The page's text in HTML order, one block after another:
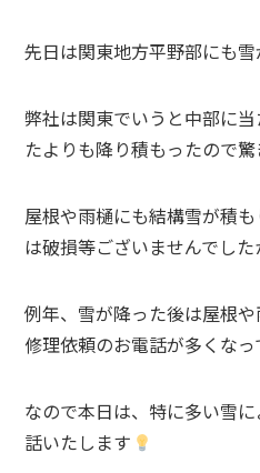
先日は関東地方平野部にも
弊社は関東でいうと中部に
たよりも降り積もったので
屋根や雨樋にも結構雪が積
は破損等ございませんでした
例年、雪が降った後は屋根
修理依頼のお電話が多くなっ
なので本日は、特に多い雪
話いたします